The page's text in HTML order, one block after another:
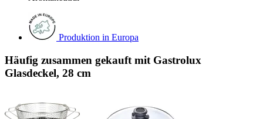
Produktion in Europa
Häufig zusammen gekauft mit Gastrolux
Glasdeckel, 28 cm